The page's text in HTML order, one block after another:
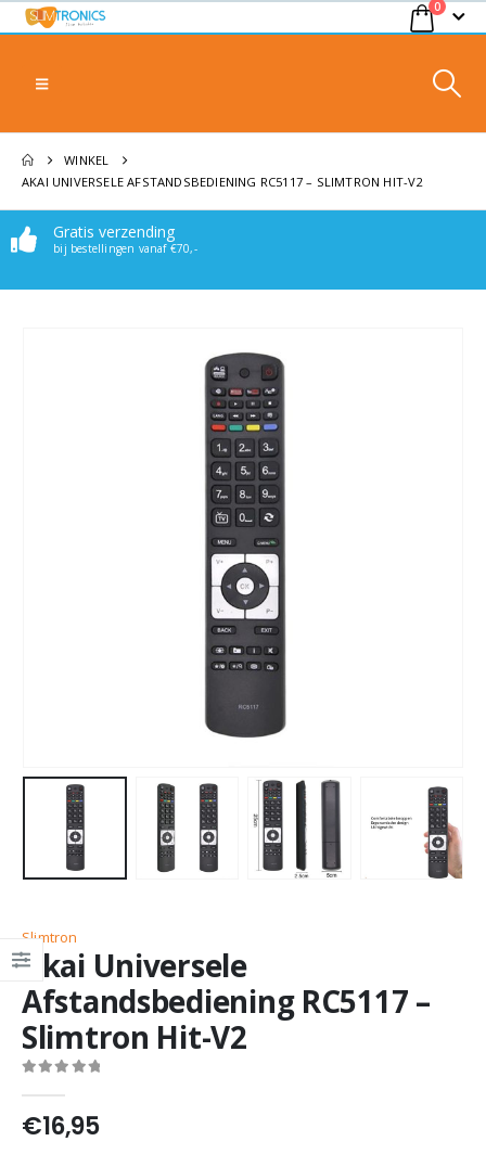
0
WINKEL
AKAI UNIVERSELE AFSTANDSBEDIENING RC5117 – SLIMTRON HIT-V2
Gratis verzending
bij bestellingen vanaf €70,-
Makkelijk bereikbaar
Stuur een mail of whatsappje
Slimtron
Akai Universele
Afstandsbediening RC5117 –
Slimtron Hit-V2
€16,95